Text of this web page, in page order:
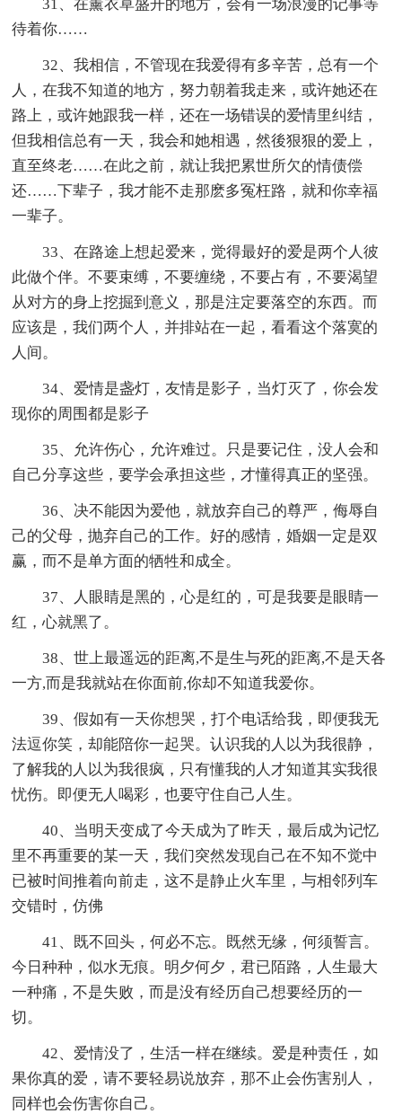
31、在薰衣草盛开的地方，会有一场浪漫的记事等
待着你……
32、我相信，不管现在我爱得有多辛苦，总有一个
人，在我不知道的地方，努力朝着我走来，或许她还在
路上，或许她跟我一样，还在一场错误的爱情里纠结，
但我相信总有一天，我会和她相遇，然後狠狠的爱上，
直至终老……在此之前，就让我把累世所欠的情债偿
还……下辈子，我才能不走那麽多冤枉路，就和你幸福
一辈子。
33、在路途上想起爱来，觉得最好的爱是两个人彼
此做个伴。不要束缚，不要缠绕，不要占有，不要渴望
从对方的身上挖掘到意义，那是注定要落空的东西。而
应该是，我们两个人，并排站在一起，看看这个落寞的
人间。
34、爱情是盏灯，友情是影子，当灯灭了，你会发
现你的周围都是影子
35、允许伤心，允许难过。只是要记住，没人会和
自己分享这些，要学会承担这些，才懂得真正的坚强。
36、决不能因为爱他，就放弃自己的尊严，侮辱自
己的父母，抛弃自己的工作。好的感情，婚姻一定是双
赢，而不是单方面的牺牲和成全。
37、人眼睛是黑的，心是红的，可是我要是眼睛一
红，心就黑了。
38、世上最遥远的距离,不是生与死的距离,不是天各
一方,而是我就站在你面前,你却不知道我爱你。
39、假如有一天你想哭，打个电话给我，即便我无
法逗你笑，却能陪你一起哭。认识我的人以为我很静，
了解我的人以为我很疯，只有懂我的人才知道其实我很
忧伤。即便无人喝彩，也要守住自己人生。
40、当明天变成了今天成为了昨天，最后成为记忆
里不再重要的某一天，我们突然发现自己在不知不觉中
已被时间推着向前走，这不是静止火车里，与相邻列车
交错时，仿佛
41、既不回头，何必不忘。既然无缘，何须誓言。
今日种种，似水无痕。明夕何夕，君已陌路，人生最大
一种痛，不是失败，而是没有经历自己想要经历的一
切。
42、爱情没了，生活一样在继续。爱是种责任，如
果你真的爱，请不要轻易说放弃，那不止会伤害别人，
同样也会伤害你自己。